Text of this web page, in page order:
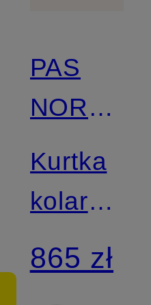
PAS
NORMAL
STUDIOS
Kurtka
kolarska
STOW
865 zł